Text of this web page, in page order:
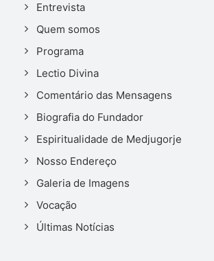
Entrevista
Quem somos
Programa
Lectio Divina
Comentário das Mensagens
Biografia do Fundador
Espiritualidade de Medjugorje
Nosso Endereço
Galeria de Imagens
Vocação
Últimas Notícias